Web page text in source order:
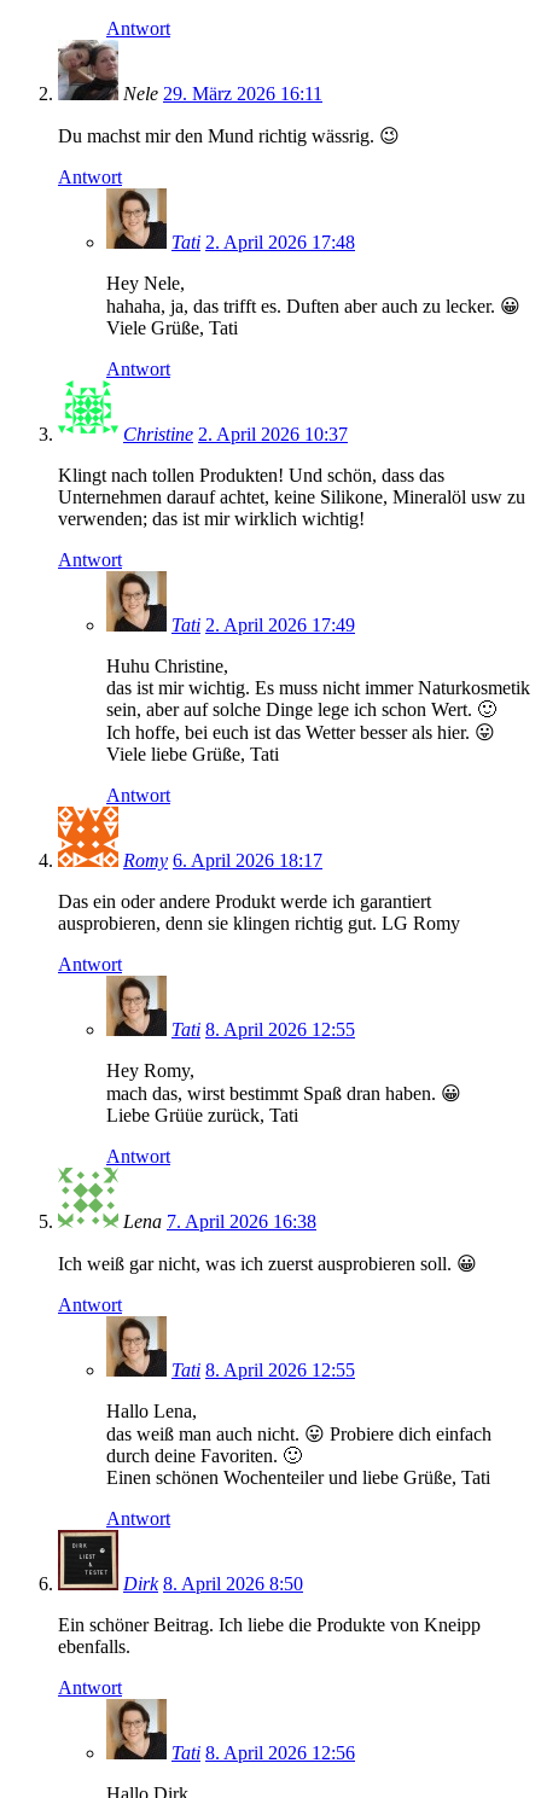
Antwort
Nele 29. März 2026 16:11
Du machst mir den Mund richtig wässrig. 😉
Antwort
Tati 2. April 2026 17:48
Hey Nele,
hahaha, ja, das trifft es. Duften aber auch zu lecker. 😀
Viele Grüße, Tati
Antwort
Christine 2. April 2026 10:37
Klingt nach tollen Produkten! Und schön, dass das
Unternehmen darauf achtet, keine Silikone, Mineralöl usw zu
verwenden; das ist mir wirklich wichtig!
Antwort
Tati 2. April 2026 17:49
Huhu Christine,
das ist mir wichtig. Es muss nicht immer Naturkosmetik
sein, aber auf solche Dinge lege ich schon Wert. 🙂
Ich hoffe, bei euch ist das Wetter besser als hier. 😛
Viele liebe Grüße, Tati
Antwort
Romy 6. April 2026 18:17
Das ein oder andere Produkt werde ich garantiert
ausprobieren, denn sie klingen richtig gut. LG Romy
Antwort
Tati 8. April 2026 12:55
Hey Romy,
mach das, wirst bestimmt Spaß dran haben. 😀
Liebe Grüüe zurück, Tati
Antwort
Lena 7. April 2026 16:38
Ich weiß gar nicht, was ich zuerst ausprobieren soll. 😀
Antwort
Tati 8. April 2026 12:55
Hallo Lena,
das weiß man auch nicht. 😛 Probiere dich einfach
durch deine Favoriten. 🙂
Einen schönen Wochenteiler und liebe Grüße, Tati
Antwort
Dirk 8. April 2026 8:50
Ein schöner Beitrag. Ich liebe die Produkte von Kneipp
ebenfalls.
Antwort
Tati 8. April 2026 12:56